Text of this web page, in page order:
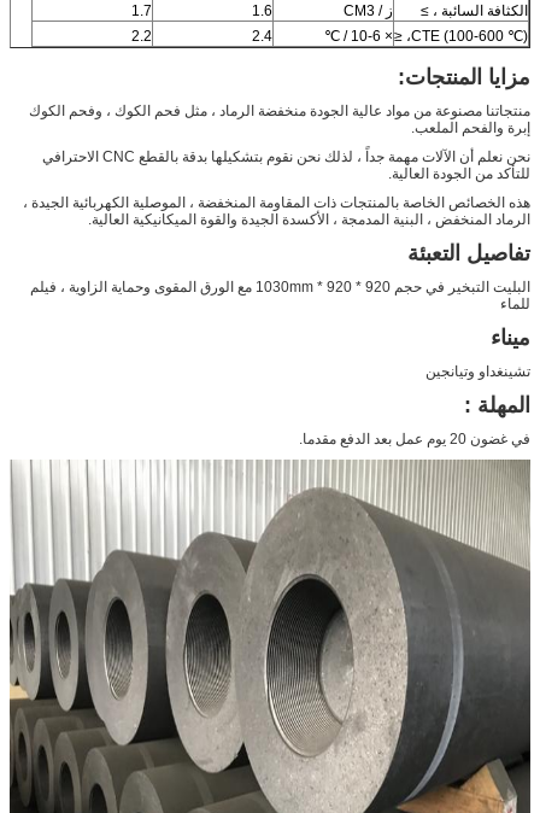
الكثافة السائبة ، ≥
ز / CM3 1.6
1.7
CTE (100-600 ℃)، ≤
× 10-6 / ℃
2.4
2.2
مزايا المنتجات:
منتجاتنا مصنوعة من مواد عالية الجودة منخفضة الرماد ، مثل فحم الكوك ، وفحم الكوك
إبرة والفحم الملعب.
نحن نعلم أن الآلات مهمة جداً ، لذلك نحن نقوم بتشكيلها بدقة بالقطع CNC الاحترافي
للتأكد من الجودة العالية.
هذه الخصائص الخاصة بالمنتجات ذات المقاومة المنخفضة ، الموصلية الكهربائية الجيدة ،
الرماد المنخفض ، البنية المدمجة ، الأكسدة الجيدة والقوة الميكانيكية العالية.
تفاصيل التعبئة
البليت التبخير في حجم 920 * 920 * 1030mm مع الورق المقوى وحماية الزاوية
، فيلم
للماء
ميناء
تشينغداو وتيانجين
المهلة :
في غضون 20 يوم عمل بعد الدفع مقدما.